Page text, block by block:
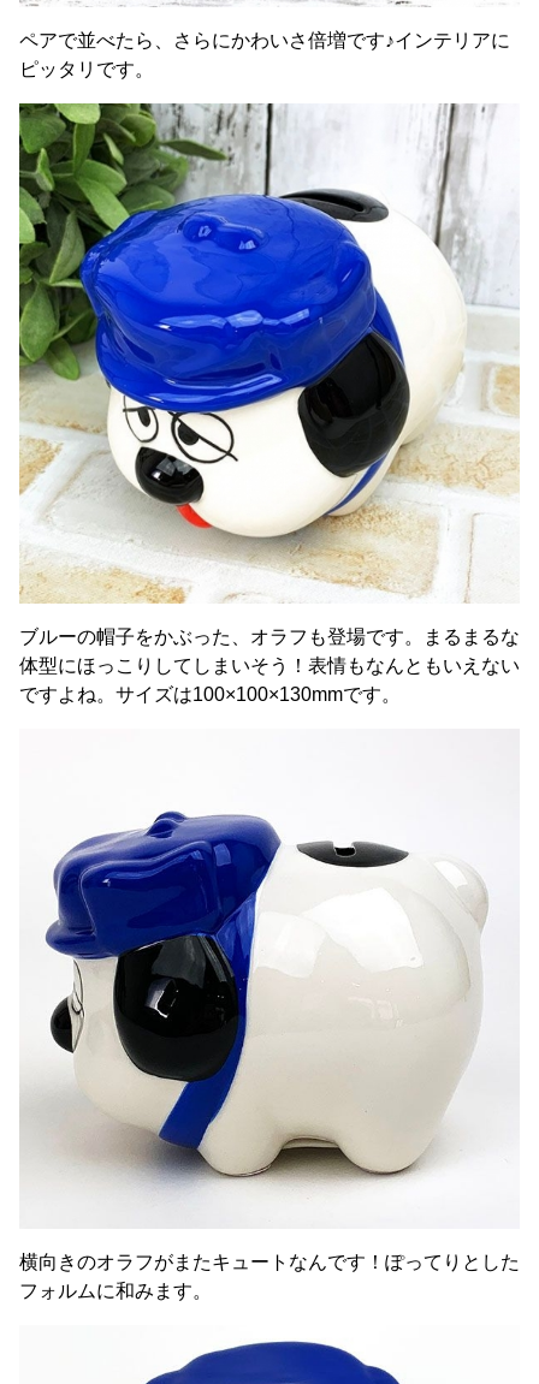
ペアで並べたら、さらにかわいさ倍増です♪インテリアに
ピッタリです。
ブルーの帽子をかぶった、オラフも登場です。まるまるな
体型にほっこりしてしまいそう！表情もなんともいえない
ですよね。サイズは100×100×130mmです。
横向きのオラフがまたキュートなんです！ぽってりとした
フォルムに和みます。